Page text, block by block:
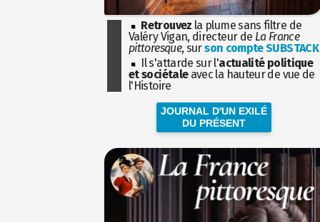
Retrouvez la plume sans filtre de
Valéry Vigan, directeur de La France
pittoresque, surson compte SUBSTACK
Il s'attarde sur l'actualité politique
et sociétaleavec la hauteur de vue de
l'Histoire
JOURNAL D'UN EXILÉ
DU PRÉSENT